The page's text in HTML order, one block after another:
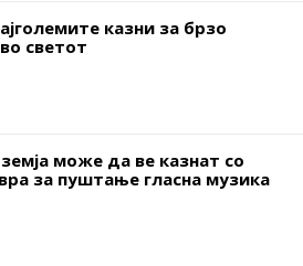
казни за брзо
светот
може да ве казнат со
за пуштање гласна музика